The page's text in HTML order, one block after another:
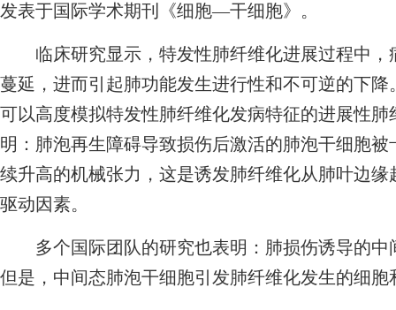
发表于国际学术期刊《细胞—干细胞》。
临床研究显示，特发性肺纤维化进展过程中，
蔓延，进而引起肺功能发生进行性和不可逆的下
可以高度模拟特发性肺纤维化发病特征的进展性
明：肺泡再生障碍导致损伤后激活的肺泡干细胞
续升高的机械张力，这是诱发肺纤维化从肺叶边
驱动因素。
多个国际团队的研究也表明：肺损伤诱导的中
但是，中间态肺泡干细胞引发肺纤维化发生的细